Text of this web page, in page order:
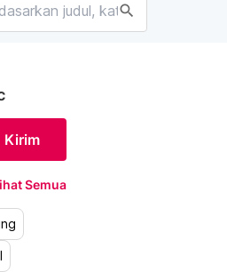
search
Kirim
Semua